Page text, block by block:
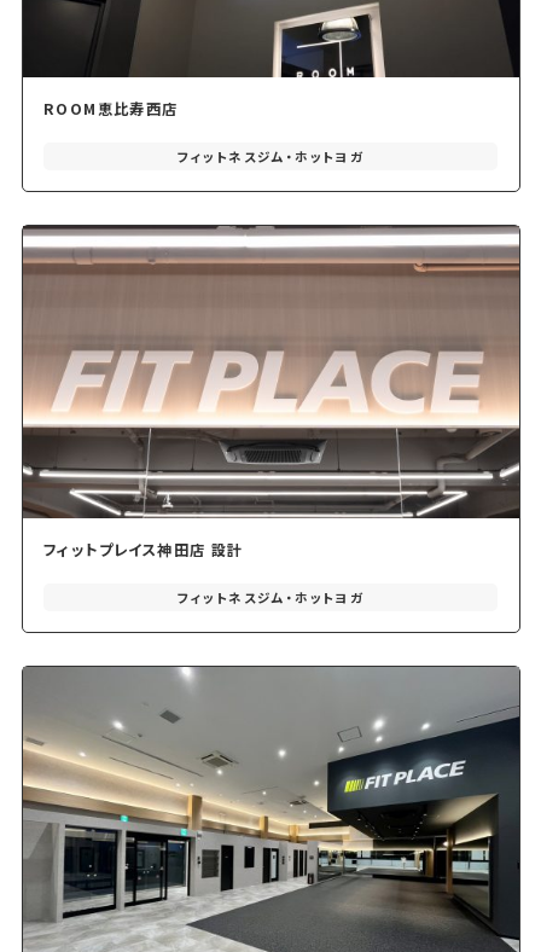
ROOM恵比寿西店
フィットネスジム・ホットヨガ
フィットプレイス神田店 設計
フィットネスジム・ホットヨガ